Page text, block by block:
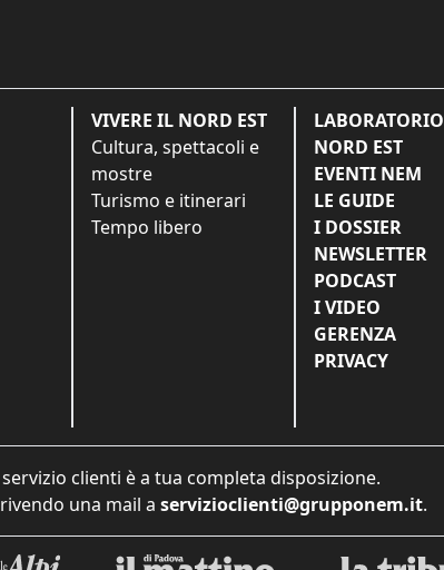
VIVERE IL NORD EST
Cultura, spettacoli e
mostre
Turismo e itinerari
Tempo libero
LABORATORIO
NORD EST
EVENTI NEM
LE GUIDE
I DOSSIER
NEWSLETTER
PODCAST
I VIDEO
GERENZA
PRIVACY
clienti è a tua completa disposizione.
una mail a servizioclienti@grupponem.it.